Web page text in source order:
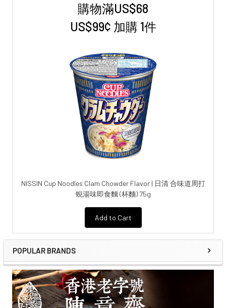
購物滿US$68
US$99¢ 加購 1件
NISSIN Cup Noodles Clam Chowder Flavor | 日清 合味道周打
蜆湯味即食麵 (杯麵) 75g
Add to Cart
POPULAR BRANDS